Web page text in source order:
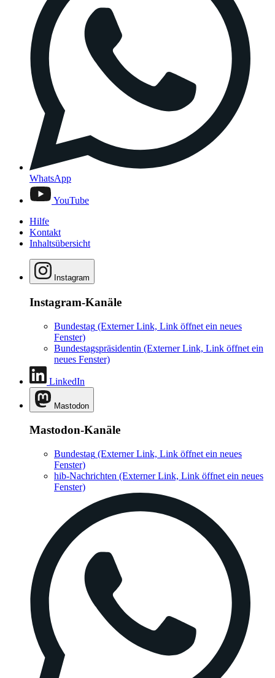
WhatsApp
YouTube
Hilfe
Kontakt
Inhaltsübersicht
Instagram
Instagram-Kanäle
Bundestag (Externer Link, Link öffnet ein neues
Fenster)
Bundestagspräsidentin (Externer Link, Link öffnet ein
neues Fenster)
LinkedIn
Mastodon
Mastodon-Kanäle
Bundestag (Externer Link, Link öffnet ein neues
Fenster)
hib-Nachrichten (Externer Link, Link öffnet ein neues
Fenster)